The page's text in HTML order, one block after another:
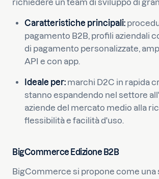
richiedere un team di sviluppo di
Caratteristiche principali:
pagamento B2B, profili aziendali
di pagamento personalizzate,
API e con app.
Ideale per: marchi D2C in rapida
stanno espandendo nel settore
aziende del mercato medio alla
flessibilità e facilità d'uso.
BigCommerce Edizione B2B
BigCommerce si propone come una